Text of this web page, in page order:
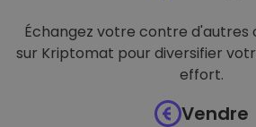
Échangez votre contre
sur Kriptomat pour diversifier
effort.
Vendre